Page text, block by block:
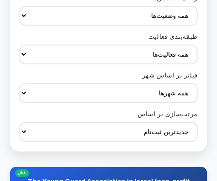
طبقه‌بندی فعالیت
فیلتر بر اساس طبقه‌بندی فعالیت
فیلتر بر اساس شهر
فیلتر انجمن‌ها بر اساس شهر
مرتب‌سازی بر اساس
مرتب‌سازی لیست انجمن‌ها
فعال